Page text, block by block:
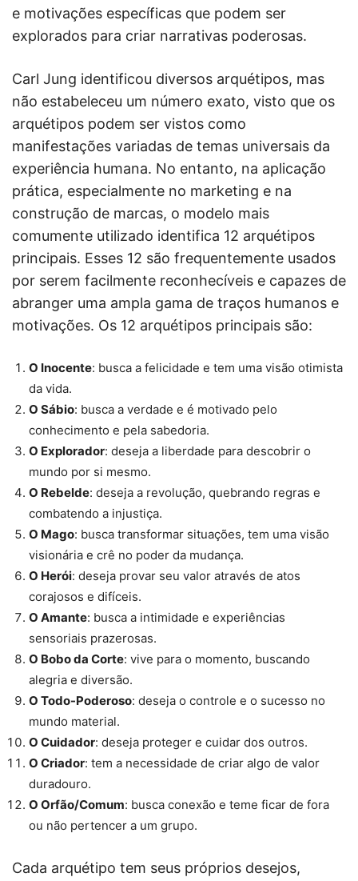
e motivações específicas que podem ser
explorados para criar narrativas poderosas.
Carl Jung identificou diversos arquétipos, mas
não estabeleceu um número exato, visto que os
arquétipos podem ser vistos como
manifestações variadas de temas universais da
experiência humana. No entanto, na aplicação
prática, especialmente no marketing e na
construção de marcas, o modelo mais
comumente utilizado identifica 12 arquétipos
principais. Esses 12 são frequentemente usados
por serem facilmente reconhecíveis e capazes de
abranger uma ampla gama de traços humanos e
motivações. Os 12 arquétipos principais são:
O Inocente: busca a felicidade e tem uma visão otimista
da vida.
O Sábio: busca a verdade e é motivado pelo
conhecimento e pela sabedoria.
O Explorador: deseja a liberdade para descobrir o
mundo por si mesmo.
O Rebelde: deseja a revolução, quebrando regras e
combatendo a injustiça.
O Mago: busca transformar situações, tem uma visão
visionária e crê no poder da mudança.
O Herói: deseja provar seu valor através de atos
corajosos e difíceis.
O Amante: busca a intimidade e experiências
sensoriais prazerosas.
O Bobo da Corte: vive para o momento, buscando
alegria e diversão.
O Todo-Poderoso: deseja o controle e o sucesso no
mundo material.
O Cuidador: deseja proteger e cuidar dos outros.
O Criador: tem a necessidade de criar algo de valor
duradouro.
O Orfão/Comum: busca conexão e teme ficar de fora
ou não pertencer a um grupo.
Cada arquétipo tem seus próprios desejos,